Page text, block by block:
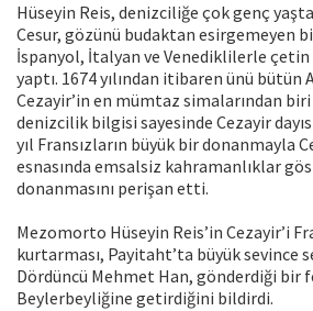
Hüseyin Reis, denizciliğe çok genç
Cesur, gözünü budaktan esirgemeyen
İspanyol, İtalyan ve Venediklilerle
yaptı. 1674 yılından itibaren ünü bütün
Cezayir’in en mümtaz simalarından
denizcilik bilgisi sayesinde Cezayir
yıl Fransızların büyük bir donanmayla
esnasında emsalsiz kahramanlıklar
donanmasını perişan etti.
Mezomorto Hüseyin Reis’in Cezayir’i
kurtarması, Payitaht’ta büyük sevince
Dördüncü Mehmet Han, gönderdiği bir
Beylerbeyliğine getirdiğini bildirdi.